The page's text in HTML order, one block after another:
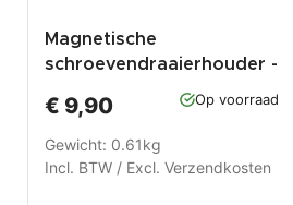
Magnetische
schroevendraaierhouder -
€ 9,90 Op voorraad
Gewicht: 0.61kg
Incl. BTW / Excl. Verzendkosten